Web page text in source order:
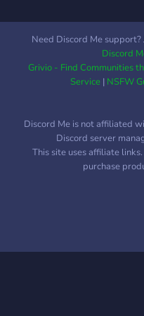
Need Discord Me
Discord
Grivio - Find Communities
Service| NSFW
Discord Me is not affiliated
Discord server
This site uses affiliate
purchase